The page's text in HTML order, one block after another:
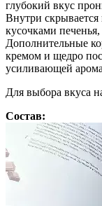
глубокий вкус
Внутри
кусочками
Дополнительные
кремом и щедро
усиливающей
Для выбора вкуса
Состав: